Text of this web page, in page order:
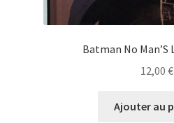
Batman No Man’S
12,00 €
Ajouter au